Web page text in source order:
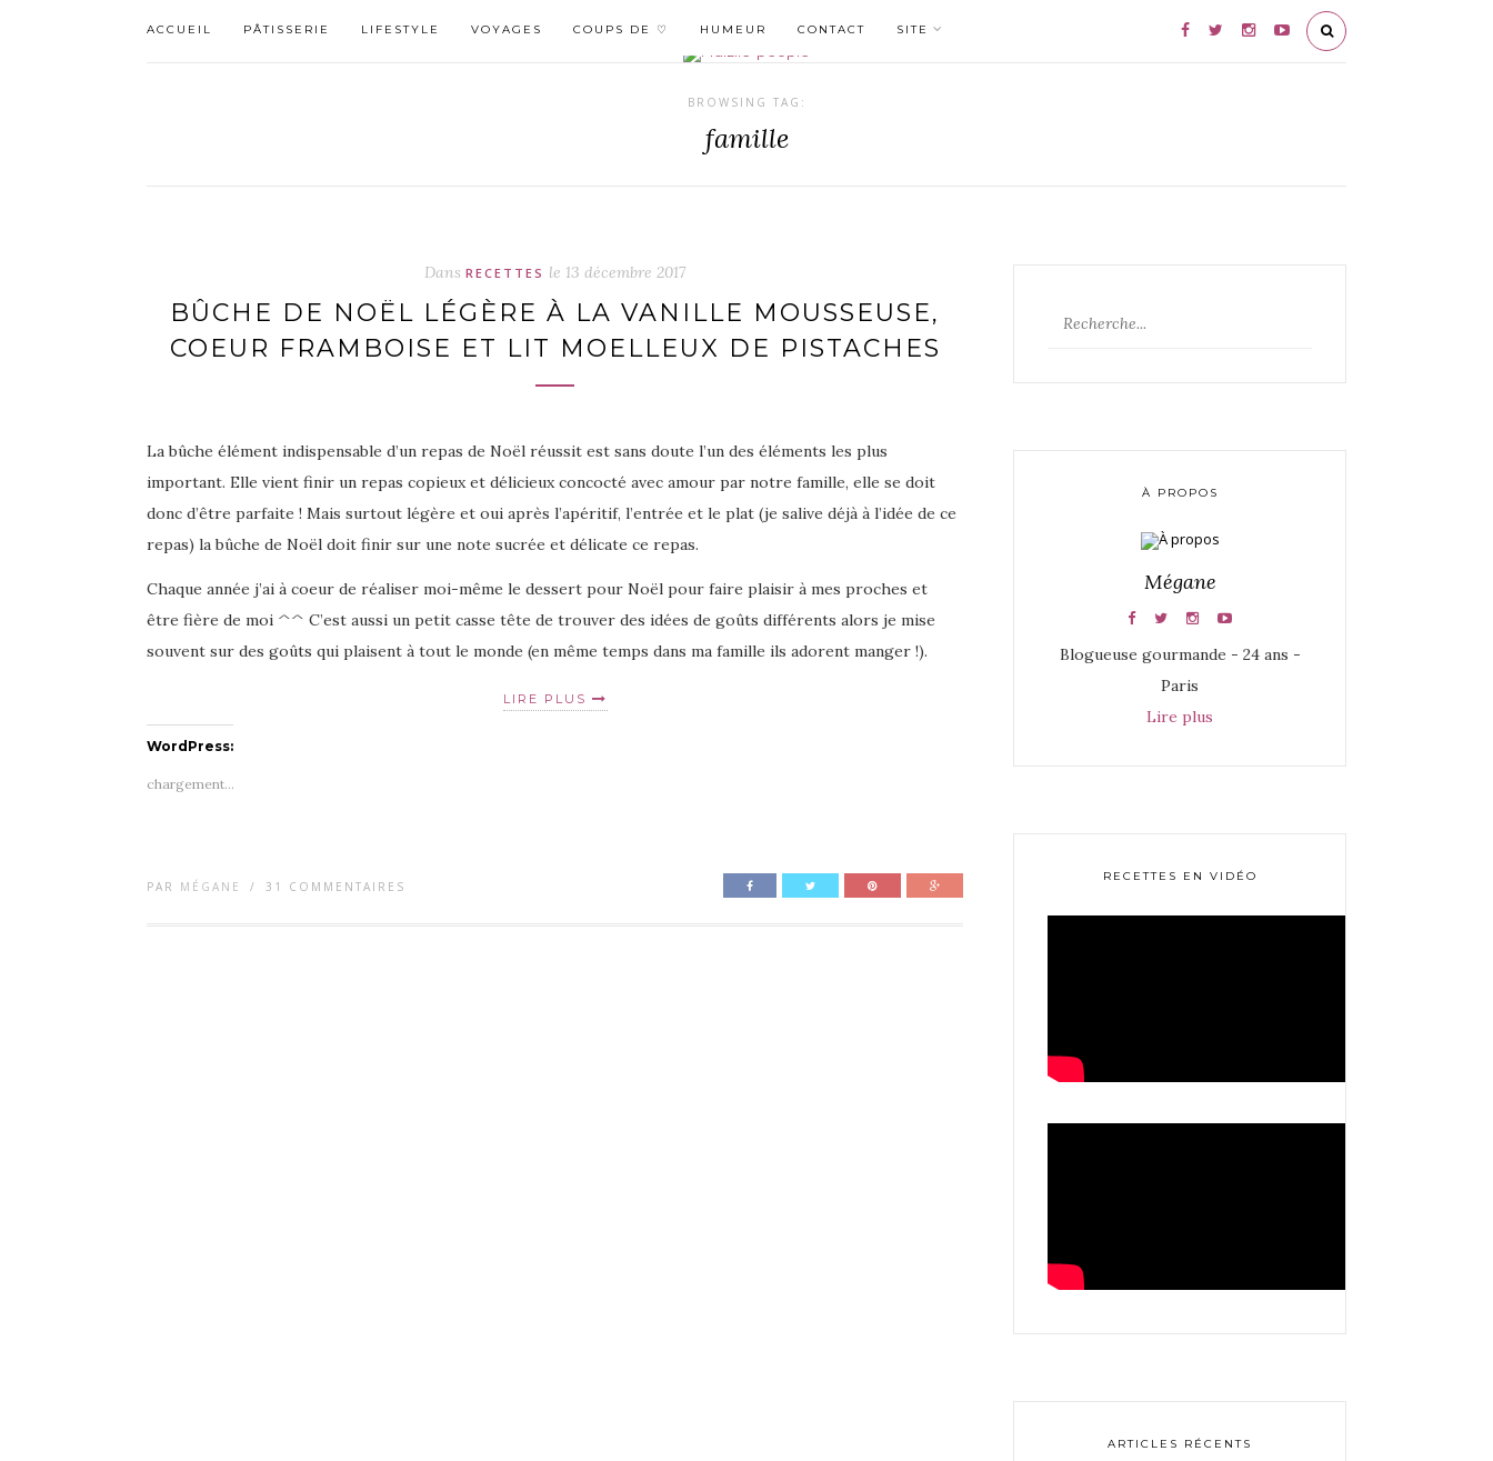
ACCUEIL PÂTISSERIE LIFESTYLE VOYAGES COUPS DE ♡ HUMEUR CONTACT SITE
BROWSING TAG:
famille
Dans RECETTES le 13 décembre 2017
BÛCHE DE NOËL LÉGÈRE À LA VANILLE MOUSSEUSE,
COEUR FRAMBOISE ET LIT MOELLEUX DE PISTACHES
La bûche élément indispensable d’un repas de Noël réussit est sans doute l’un des éléments les plus
important. Elle vient finir un repas copieux et délicieux concocté avec amour par notre famille, elle se doit
donc d’être parfaite ! Mais surtout légère et oui après l’apéritif, l’entrée et le plat (je salive déjà à l’idée de ce
repas) la bûche de Noël doit finir sur une note sucrée et délicate ce repas.
Chaque année j’ai à coeur de réaliser moi-même le dessert pour Noël pour faire plaisir à mes proches et
être fière de moi ^^ C’est aussi un petit casse tête de trouver des idées de goûts différents alors je mise
souvent sur des goûts qui plaisent à tout le monde (en même temps dans ma famille ils adorent manger !).
LIRE PLUS
WordPress:
chargement…
PAR MÉGANE / 31 COMMENTAIRES
À PROPOS
Mégane
Blogueuse gourmande - 24 ans -
Paris
Lire plus
RECETTES EN VIDÉO
ARTICLES RÉCENTS